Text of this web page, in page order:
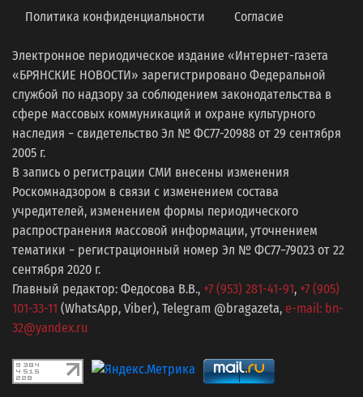
Политика конфиденциальности Согласие
Электронное периодическое издание «Интернет-газета
«БРЯНСКИЕ НОВОСТИ» зарегистрировано Федеральной
службой по надзору за соблюдением законодательства в
сфере массовых коммуникаций и охране культурного
наследия − свидетельство Эл № ФС77-20988 от 29 сентября
2005 г.
В запись о регистрации СМИ внесены изменения
Роскомнадзором в связи с изменением состава
учредителей, изменением формы периодического
распространения массовой информации, уточнением
тематики − регистрационный номер Эл № ФС77−79023 от 22
сентября 2020 г.
Главный редактор: Федосова В.В., +7 (953) 281-41-91, +7 (905)
101-33-11 (WhatsApp, Viber), Telegram @bragazeta, e-mail: bn-
32@yandex.ru